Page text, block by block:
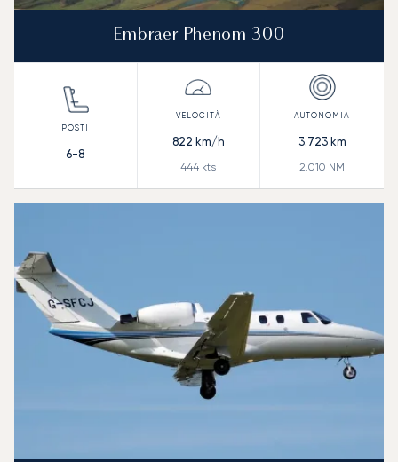
Embraer Phenom 300
6-8
822 km/h
444 kts
3.723km
2.010 NM